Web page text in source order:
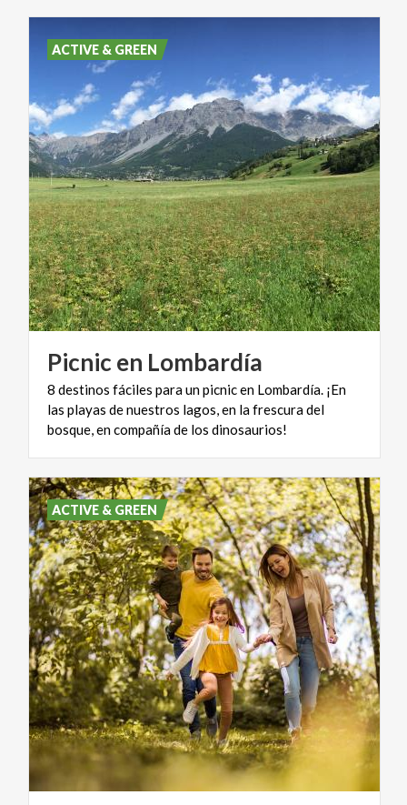
Picnic en Lombardía
8 destinos fáciles para un picnic en Lombardía. ¡En
las playas de nuestros lagos, en la frescura del
bosque, en compañía de los dinosaurios!
ACTIVE & GREEN
ACTIVE & GREEN